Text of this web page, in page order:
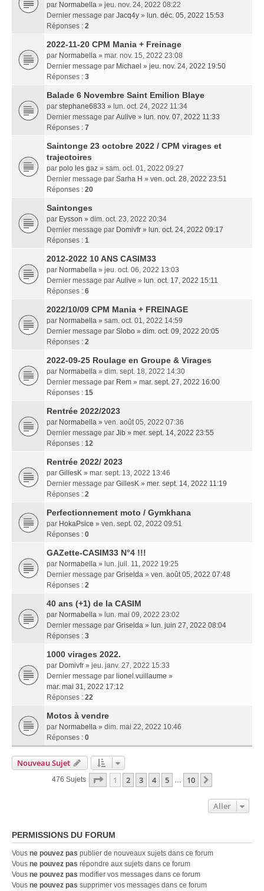
par Normabella » jeu. nov. 24, 2022 08:22
Dernier message par Jacq4y » lun. déc. 05, 2022 15:53
Réponses : 2
2022-11-20 CPM Mania + Freinage
par Normabella » mar. nov. 15, 2022 23:08
Dernier message par Michael » jeu. nov. 24, 2022 19:50
Réponses : 3
Balade 6 Novembre Saint Emilion Blaye
par stephane6833 » lun. oct. 24, 2022 11:34
Dernier message par Aulive » lun. nov. 07, 2022 11:33
Réponses : 7
Saintonge 23 octobre 2022 / CPM virages et
trajectoires
par polo les gaz » sam. oct. 01, 2022 09:27
Dernier message par Sarha H » ven. oct. 28, 2022 23:51
Réponses : 20
Saintonges
par Eysson » dim. oct. 23, 2022 20:34
Dernier message par Domivfr » lun. oct. 24, 2022 09:17
Réponses : 1
2012-2022 10 ANS CASIM33
par Normabella » jeu. oct. 06, 2022 13:03
Dernier message par Aulive » lun. oct. 17, 2022 15:11
Réponses : 6
2022/10/09 CPM Mania + FREINAGE
par Normabella » sam. oct. 01, 2022 14:59
Dernier message par Slobo » dim. oct. 09, 2022 20:05
Réponses : 2
2022-09-25 Roulage en Groupe & Virages
par Normabella » dim. sept. 18, 2022 14:30
Dernier message par Rem » mar. sept. 27, 2022 16:00
Réponses : 15
Rentrée 2022/2023
par Normabella » ven. août 05, 2022 07:36
Dernier message par Jib » mer. sept. 14, 2022 23:55
Réponses : 12
Rentrée 2022/ 2023
par GillesK » mar. sept. 13, 2022 13:46
Dernier message par GillesK » mer. sept. 14, 2022 11:19
Réponses : 2
Perfectionnement moto / Gymkhana
par HokaPsice » ven. sept. 02, 2022 09:51
Réponses : 0
GAZette-CASIM33 N°4 !!!
par Normabella » lun. juil. 11, 2022 19:25
Dernier message par Griselda » ven. août 05, 2022 07:48
Réponses : 2
40 ans (+1) de la CASIM
par Normabella » lun. mai 09, 2022 23:02
Dernier message par Griselda » lun. juin 27, 2022 08:04
Réponses : 3
1000 virages 2022.
par Domivfr » jeu. janv. 27, 2022 15:33
Dernier message par lionel.vuillaume »
mar. mai 31, 2022 17:12
Réponses : 22
Motos à vendre
par Normabella » dim. mai 22, 2022 10:46
Réponses : 0
Nouveau Sujet
476 Sujets Page 1Sur
1 2 3 4 5 … 10
Aller
PERMISSIONS DU FORUM
Vous ne pouvez pas publier de nouveaux sujets dans ce forum
Vous ne pouvez pas répondre aux sujets dans ce forum
Vous ne pouvez pas modifier vos messages dans ce forum
Vous ne pouvez pas supprimer vos messages dans ce forum